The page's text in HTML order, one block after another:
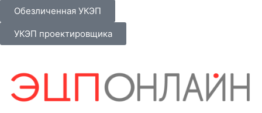
Обезличенная УКЭП
УКЭП проектировщика